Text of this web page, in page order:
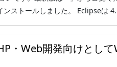
ンストールしました。 Eclipseは
・Web開発向けとし